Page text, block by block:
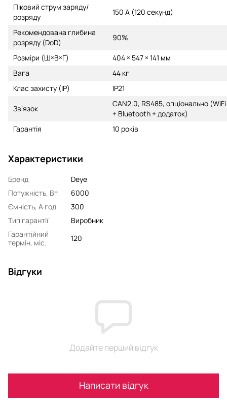
Піковий струм заряду/
розряду
150 А (120 секунд)
Рекомендована глибина
розряду (DoD)
90%
Розміри (Ш×В×Г)
404 × 547 × 141 мм
Вага
44 кг
Клас захисту (IP)
IP21
Зв’язок
CAN2.0, RS485, опціонально (WiFi
+ Bluetooth + додаток)
Гарантія
10 років
Характеристики
Бренд
Deye
Потужність, Вт
6000
Ємність, А·год
300
Тип гарантії
Виробник
Гарантійний
термін, міс.
120
Відгуки
Додайте перший відгук
Написати відгук